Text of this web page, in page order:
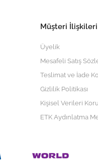
Müşteri İlişkileri
Üyelik
Mesafeli Satış
Teslimat ve İade
Gizlilik Politikası
Kişisel Verileri
ETK Aydınlatma